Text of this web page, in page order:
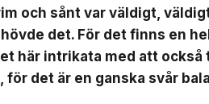
och sånt var väldigt,
det. För det finns en
här intrikata med att
för det är en ganska svår